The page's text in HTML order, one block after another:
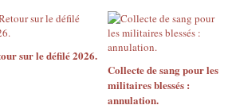
sur le défilé 2026.
Collecte de sang pour les
militaires blessés :
annulation.